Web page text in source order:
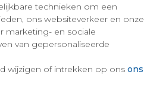
technieken om een
ons websiteverkeer en onze
marketing- en sociale
van gepersonaliseerde
wijzigen of intrekken op ons ons